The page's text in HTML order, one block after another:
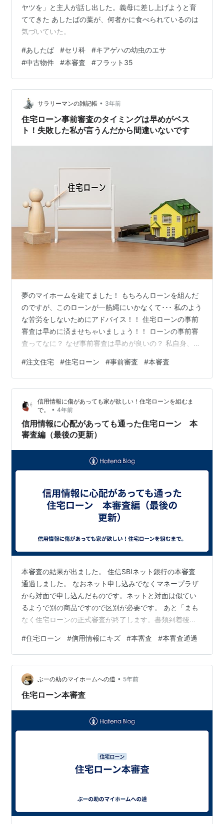
ヤツを」と主人が話し出した。義母に差し上げようと育
ててきた あしたばの葉が、何者かに食べられているのは
気づいていた。
#あしたば #セリ科 #キアゲハの幼虫のエサ
#中古物件 #本審査 #フラット35
サラリーマンの雑記帳 • 3年前
住宅ローン事前審査のタイミングは早めがベス
ト！失敗した私が言うんだから間違いないです
夢のマイホームを建てました！ もちろんローンを組んだ
のですが、このローンが一筋縄にいかなくて･･･ 私のよう
な苦労をしないためにアドバイス！！ 住宅ローンの事前
審査は早めに済ませちゃいましょう！！ ローンの事前審
査ってなに？ なぜ事前審査は早めが良いの？ 私自身、後
に？ これから家を検討する人は、そもそもローンの事前
審査ってなんだよ、って感じですよね。 住宅ローン審査
は １，事前審査 ２，本審査 の2段階になっていて、事前
審査では収入や信用情報をもとに「この人にはこれぐら
い貸しても良いかな」というのは簡易的に審査してくれ
ます。 なぜ事前審査は早…
#注文住宅 #住宅ローン #事前審査 #本審査
信用情報に傷があっても家が欲しい！住宅ローンを組むま
で。
• 4年前
信用情報に心配があっても通った住宅ローン 本
審査編（最後の更新）
本審査の結果が出ました。 住信SBIネット銀行の本審査
通過しました。 なおネット申し込みでなくマネープラザ
から対面で申し込んだものです。ネットと対面は似てい
るようで別の商品ですので区別が必要です。 あと「まも
なく住宅ローンの正式審査が終了します。書類到着後に
ていましたが翌日に正式に通過したとの連絡がありまし
た。文面的におそらくこのメールが来た＝通過したとい
うことなのかなと思います。 さて今回本審査が通過した
のでまとめます。 【信用情報の問題点】 CICから信用情
報を取り寄せたところ五年以上前の延滞解消の記録が補
#住宅ローン #信用情報にキズ #本審査 #本審査通過
ぶーの助のマイホームへの道 • 5年前
住宅ローン本審査